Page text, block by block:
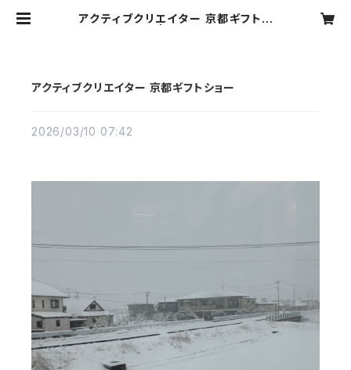
アクティブクリエイター 京都ギフトシ
アクティブクリエイター 京都ギフトショー
2026/03/10 07:42